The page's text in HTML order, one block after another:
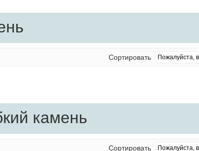
Сортировать
камень
Сортировать